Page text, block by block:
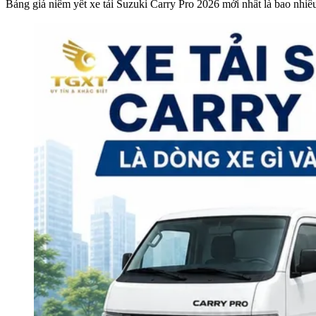
Bảng giá niêm yết xe tải Suzuki Carry Pro 2026 mới nhất là bao